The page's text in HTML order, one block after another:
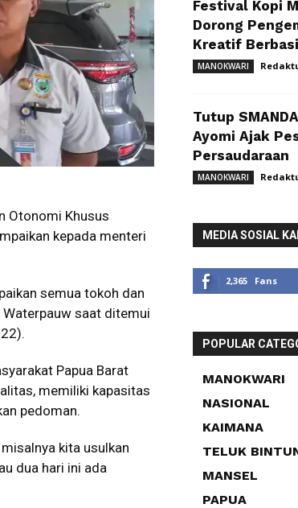
Otonomi Khusus
kepada menteri
semua tokoh dan
Waterpauw saat ditemui
Papua Barat
memiliki kapasitas
pedoman.
kita usulkan
dua hari ini ada
Festival Kopi
Dorong
Kreatif
MANOKWARI
Tutup
Ayomi Ajak
Persaudaraan
MANOKWARI
MEDIA SOSIAL
2,365 Fans
POPULAR
MANOKWARI
NASIONAL
KAIMANA
TELUK
MANSEL
PAPUA